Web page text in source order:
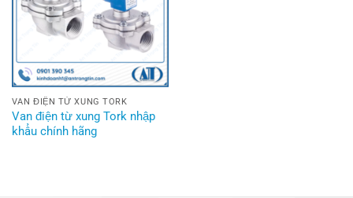
VAN ĐIỆN TỪ XUNG TORK
Van điện từ xung Tork nhập
khẩu chính hãng